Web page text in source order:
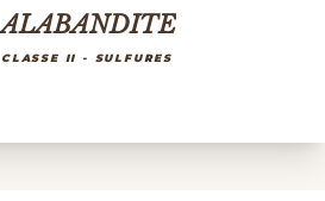
ALABANDITE
CLASSE II - SULFURES